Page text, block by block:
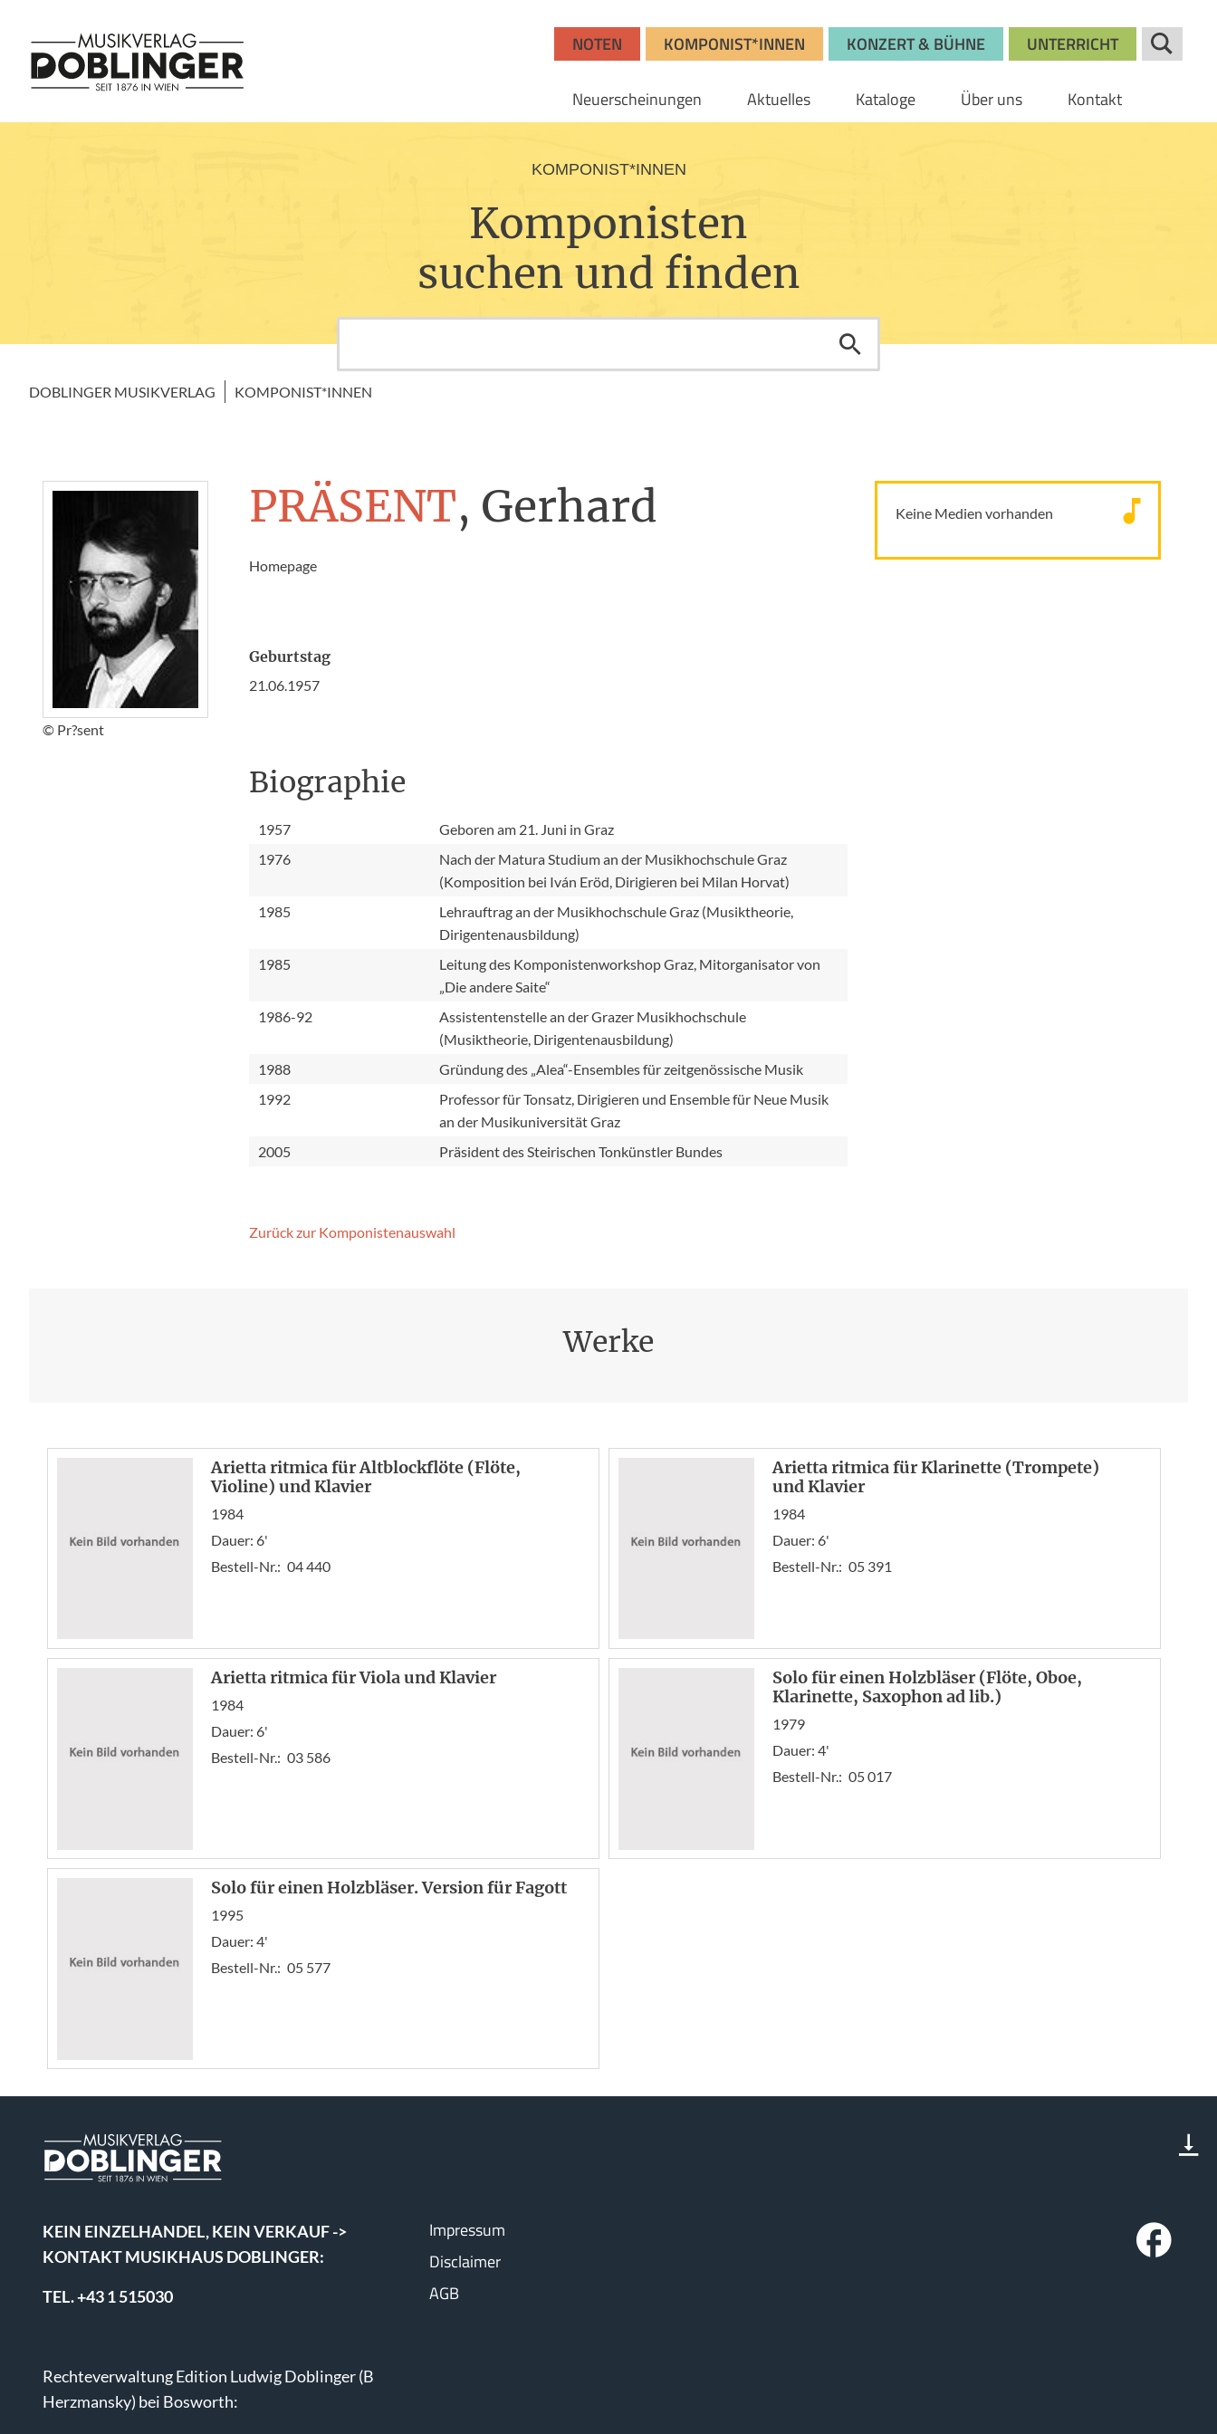
NOTEN KOMPONIST*INNEN KONZERT & BÜHNE UNTERRICHT
Neuerscheinungen Aktuelles Kataloge Über uns Kontakt
KOMPONIST*INNEN
Komponisten
suchen und finden
DOBLINGER MUSIKVERLAG KOMPONIST*INNEN
PRÄSENT, Gerhard
Homepage
Geburtstag
21.06.1957
Biographie
1957
Geboren am 21. Juni in Graz
1976
Nach der Matura Studium an der Musikhochschule Graz
(Komposition bei Iván Eröd, Dirigieren bei Milan Horvat)
1985
Lehrauftrag an der Musikhochschule Graz (Musiktheorie,
Dirigentenausbildung)
1985
Leitung des Komponistenworkshop Graz, Mitorganisator von
„Die andere Saite“
1986-92
Assistentenstelle an der Grazer Musikhochschule
(Musiktheorie, Dirigentenausbildung)
1988
Gründung des „Alea“-Ensembles für zeitgenössische Musik
1992
Professor für Tonsatz, Dirigieren und Ensemble für Neue Musik
an der Musikuniversität Graz
2005
Präsident des Steirischen Tonkünstler Bundes
Zurück zur Komponisten­auswahl
Keine Medien vorhanden
© Pr?sent
Werke
Arietta ritmica für Altblockflöte (Flöte,
Violine) und Klavier
1984
Dauer: 6'
Bestell-Nr.: 04 440
Arietta ritmica für Klarinette (Trompete)
und Klavier
1984
Dauer: 6'
Bestell-Nr.: 05 391
Arietta ritmica für Viola und Klavier
1984
Dauer: 6'
Bestell-Nr.: 03 586
Solo für einen Holzbläser (Flöte, Oboe,
Klarinette, Saxophon ad lib.)
1979
Dauer: 4'
Bestell-Nr.: 05 017
Solo für einen Holzbläser. Version für Fagott
1995
Dauer: 4'
Bestell-Nr.: 05 577
KEIN EINZELHANDEL, KEIN VERKAUF ->
KONTAKT MUSIKHAUS DOBLINGER:
TEL. +43 1 515030
Rechteverwaltung Edition Ludwig Doblinger (B
Herzmansky) bei Bosworth:
Impressum
Disclaimer
AGB